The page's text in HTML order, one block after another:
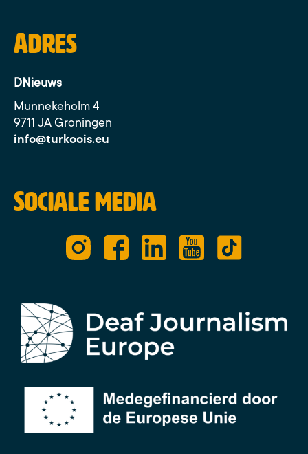
Adres
DNieuws
Munnekeholm 4
9711 JA Groningen
info@turkoois.eu
Sociale media